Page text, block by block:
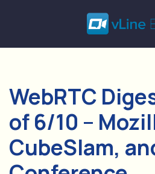
al
WebRTC
of 6/10 –
CubeSlam,